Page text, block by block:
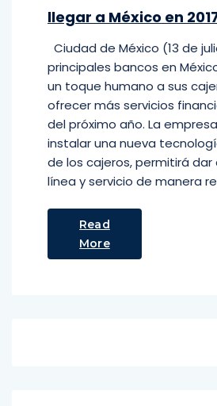
llegar a México en
Ciudad de México (13 de
principales bancos en
un toque humano a sus
ofrecer más servicios
del próximo año. La
instalar una nueva
de los cajeros, permitirá dar
línea y servicio de manera
Read
More